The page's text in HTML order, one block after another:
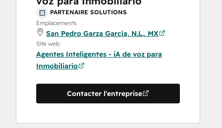
PARTENAIRE SOLUTIONS
Emplacements
San Pedro Garza García, N.L., MX
Site web
Agentes Inteligentes - iA de voz para
Inmobiliario
Contacter l'entreprise